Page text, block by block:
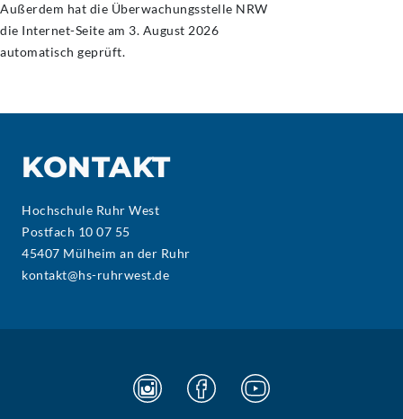
Außerdem hat die Überwachungsstelle NRW
die Internet-Seite am 3. August 2026
automatisch geprüft.
KONTAKT
Hochschule Ruhr West
Postfach 10 07 55
45407 Mülheim an der Ruhr
kontakt@hs-ruhrwest.de